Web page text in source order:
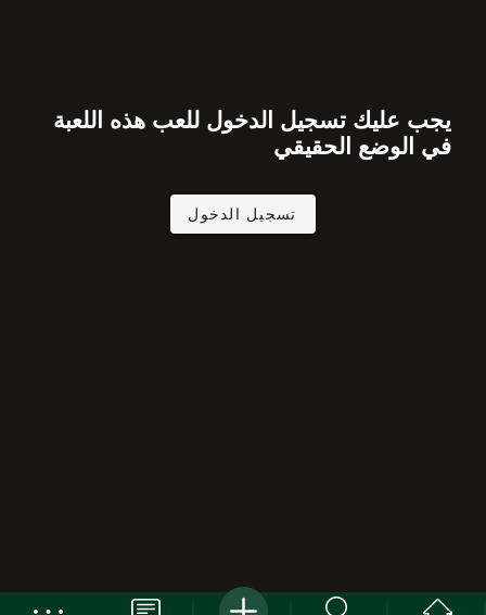
يجب عليك تسجيل الدخول للعب هذه اللعبة
في الوضع الحقيقي
تسجيل الدخول